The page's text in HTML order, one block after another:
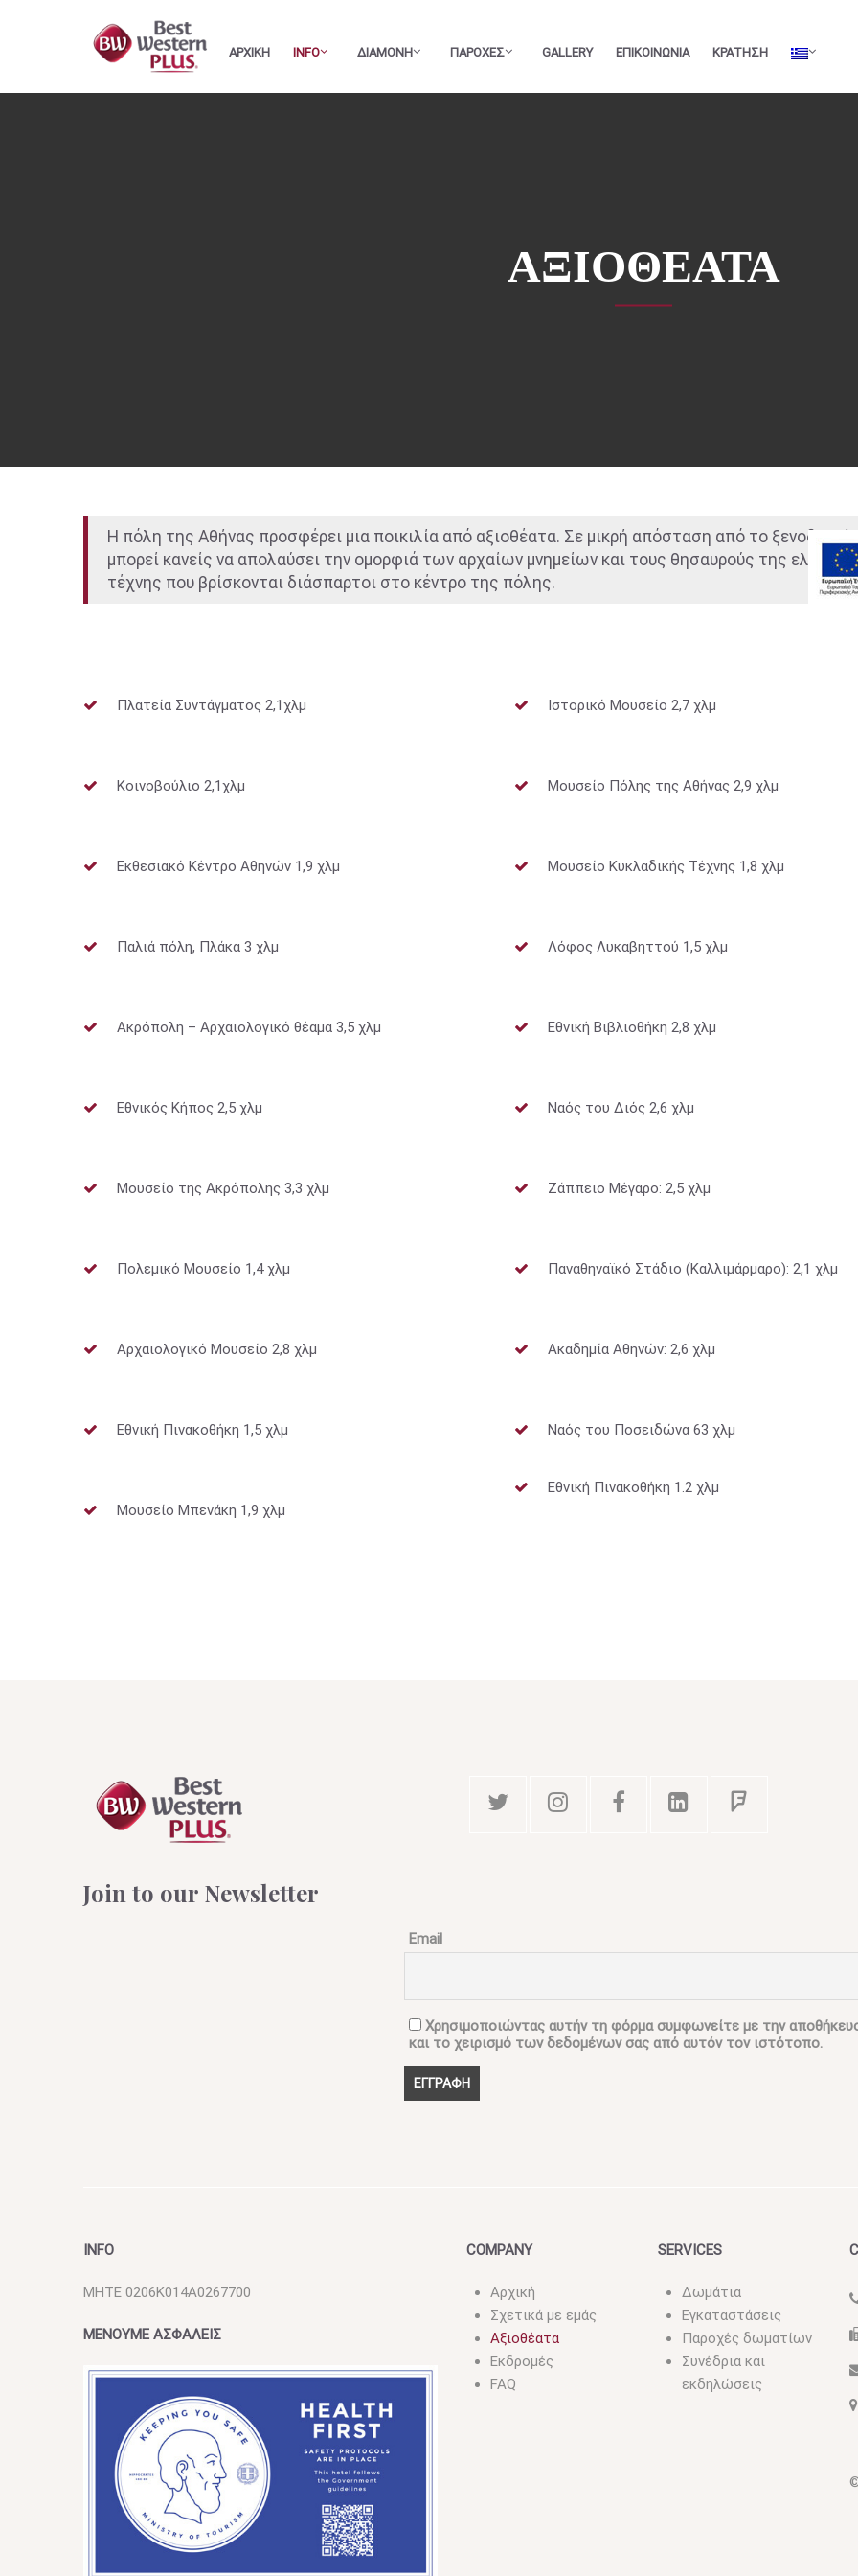
ΑΡΧΙΚΗ INFO ΔΙΑΜΟΝΗ ΠΑΡΟΧΕΣ GALLERY ΕΠΙΚΟΙΝΩΝΙΑ ΚΡΑΤΗΣΗ
ΑΞΙΟΘΕΑΤΑ
Η πόλη της Αθήνας προσφέρει μια ποικιλία από αξιοθέατα. Σε μικρή απόσταση από το ξενοδοχείο
μπορεί κανείς να απολαύσει την ομορφιά των αρχαίων μνημείων και τους θησαυρούς της
τέχνης που βρίσκονται διάσπαρτοι στο κέντρο της πόλης.
Πλατεία Συντάγματος 2,1χλμ
Κοινοβούλιο 2,1χλμ
Εκθεσιακό Κέντρο Αθηνών 1,9 χλμ
Παλιά πόλη, Πλάκα 3 χλμ
Ακρόπολη – Αρχαιολογικό θέαμα 3,5 χλμ
Εθνικός Κήπος 2,5 χλμ
Μουσείο της Ακρόπολης 3,3 χλμ
Πολεμικό Μουσείο 1,4 χλμ
Αρχαιολογικό Μουσείο 2,8 χλμ
Εθνική Πινακοθήκη 1,5 χλμ
Μουσείο Μπενάκη 1,9 χλμ
Ιστορικό Μουσείο 2,7 χλμ
Μουσείο Πόλης της Αθήνας 2,9 χλμ
Μουσείο Κυκλαδικής Τέχνης 1,8 χλμ
Λόφος Λυκαβηττού 1,5 χλμ
Εθνική Βιβλιοθήκη 2,8 χλμ
Ναός του Διός 2,6 χλμ
Ζάππειο Μέγαρο: 2,5 χλμ
Παναθηναϊκό Στάδιο (Καλλιμάρμαρο): 2,1 χλμ
Ακαδημία Αθηνών: 2,6 χλμ
Ναός του Ποσειδώνα 63 χλμ
Εθνική Πινακοθήκη 1.2 χλμ
Join to our Newsletter
Email
Χρησιμοποιώντας αυτήν τη φόρμα συμφωνείτε με την
και το χειρισμό των δεδομένων σας από αυτόν τον ιστότοπο.
INFO
MHTE 0206K014A0267700
ΜΕΝΟΥΜΕ ΑΣΦΑΛΕΙΣ
COMPANY
Αρχική
Σχετικά με εμάς
Αξιοθέατα
Εκδρομές
FAQ
SERVICES
Δωμάτια
Εγκαταστάσεις
Παροχές δωματίων
Συνέδρια και
εκδηλώσεις